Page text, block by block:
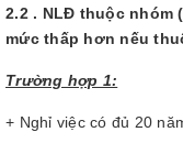
2.2 . NLĐ thuộc
mức thấp hơn nếu
Trường hợp 1:
+ Nghỉ việc có đủ 20